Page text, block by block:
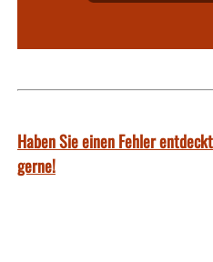
Haben Sie einen Fehler
gerne!